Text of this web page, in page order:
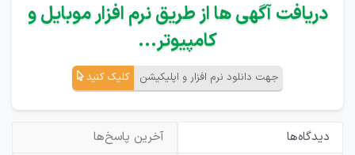
دریافت آگهی ها از طریق نرم افزار موبایل و
کامپیوتر...
جهت دانلود نرم افزار و اپلیکیشن کلیک کنید
دیدگاه‌ها
آخرین پاسخ‌ها